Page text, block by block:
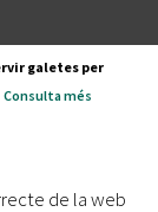
galetes per
Consulta més
de la web